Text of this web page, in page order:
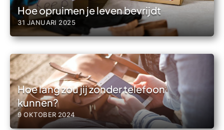
Hoe opruimen je leven bevrijdt
31 JANUARI 2025
Hoe lang zou jij zonder telefoon
kunnen?
9 OKTOBER 2024